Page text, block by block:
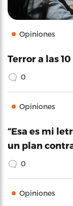
Opiniones
Terror a las 10
0
Opiniones
“Esa es mi
un plan
0
Opiniones